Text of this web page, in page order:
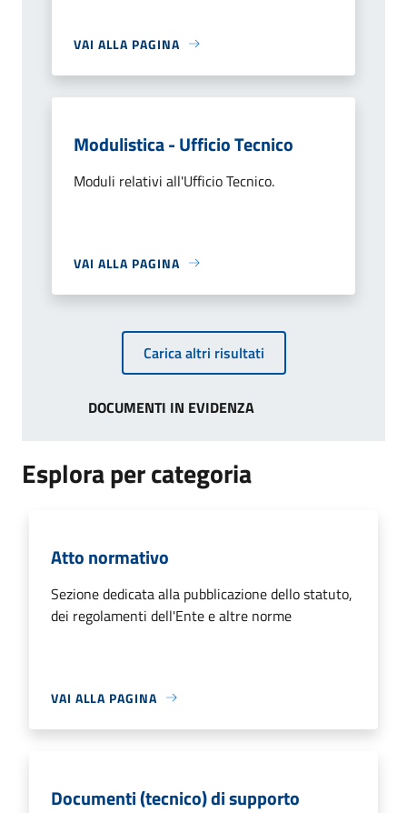
VAI ALLA PAGINA
Modulistica - Ufficio Tecnico
Moduli relativi all'Ufficio Tecnico.
VAI ALLA PAGINA
Carica altri risultati
DOCUMENTI IN EVIDENZA
Esplora per categoria
Atto normativo
Sezione dedicata alla pubblicazione dello statuto,
dei regolamenti dell'Ente e altre norme
VAI ALLA PAGINA
Documenti (tecnico) di supporto